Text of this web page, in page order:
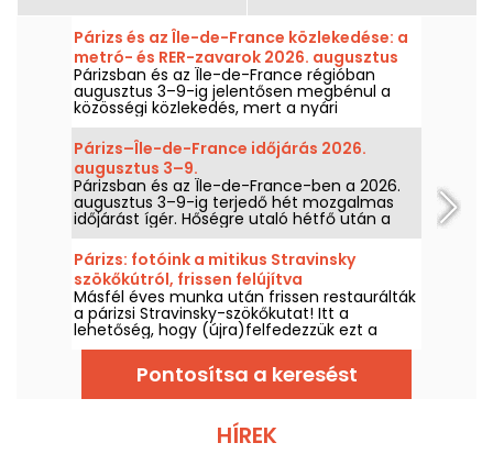
Párizs és az Île-de-France közlekedése: a
metró- és RER-zavarok 2026. augusztus
3–9.
Párizsban és az Île-de-France régióban
augusztus 3–9-ig jelentősen megbénul a
közösségi közlekedés, mert a nyári
nagyjavítások egyes vonalakat különösen
sújtanak, a RATP és az SNCF tájékoztatása
szerint.
Párizs–Île-de-France időjárás 2026.
augusztus 3–9.
Párizsban és az Île-de-France-ben a 2026.
augusztus 3–9-ig terjedő hét mozgalmas
időjárást ígér. Hőségre utaló hétfő után a
hőmérséklet fokozatosan csökken, mielőtt a
hétvégére melegebb és napos idő tér vissza.
Párizs: fotóink a mitikus Stravinsky
szökőkútról, frissen felújítva
Másfél éves munka után frissen restaurálták
a párizsi Stravinsky-szökőkutat! Itt a
lehetőség, hogy (újra)felfedezzük ezt a
Beaubourg negyedben található
emblematikus és költői műalkotást és az azt
alkotó tizenhat szobrot, amelyeket Niki de
Saint Phalle és Jean Tinguely készített.
Pontosítsa a keresést
HÍREK